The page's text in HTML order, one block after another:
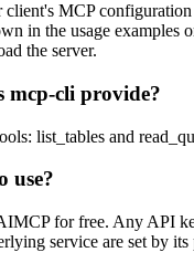
MCP
in the usage examples
the server.
mcp-cli provide?
list_tables and
use?
for free. Any API
service are set by its